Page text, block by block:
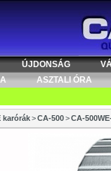
ÚJDONSÁG
ASZTALI ÓRA
karórák>CA-500>CA-